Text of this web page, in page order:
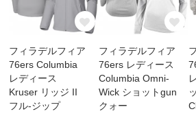
フィラデルフィア
76ers Columbia
レディース
Kruser リッジ II
フル-ジップ
フィラデルフィア
76ers レディース
Columbia Omni-
Wick ショットgun
クォー